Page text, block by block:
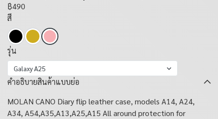
฿490
สี
รุ่น
Galaxy A25
คำอธิบายสินค้าแบบย่อ
MOLAN CANO Diary flip leather case, models A14, A24,
A34, A54,A35,A13,A25,A15 All around protection for